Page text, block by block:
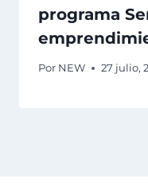
programa
Por NEW 27 julio,